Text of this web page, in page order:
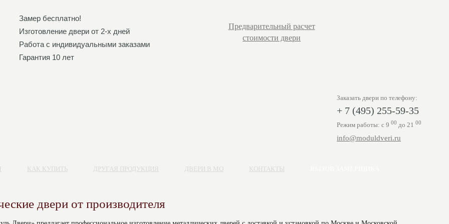
Замер бесплатно!
Изготовление двери от 2-х дней
Работа с индивидуальными заказами
Гарантия 10 лет
Предварительный расчет
стоимости двери
Заказать двери по телефону:
+ 7 (495) 255-59-35
Режим работы: с 9 00 до 21 00
info@moduldveri.ru
КАК КУПИТЬ ДРУГАЯ ПРОДУКЦИЯ ДВЕРИ В МО КОНТАКТЫ
двери от производителя